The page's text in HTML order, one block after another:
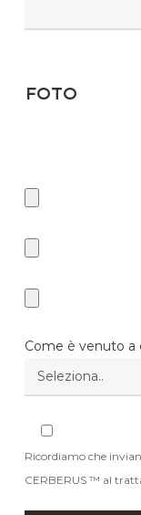
Foto
Come è venuto a
Ricordiamo che
CERBERUS ™ al